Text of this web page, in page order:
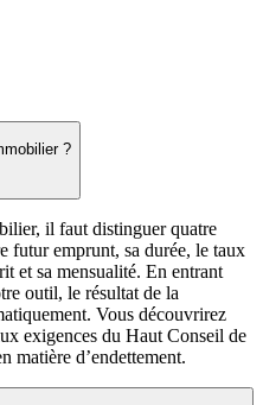
?
il faut distinguer quatre
futur emprunt, sa durée, le taux
et sa mensualité. En entrant
outil, le résultat de la
Vous découvrirez
exigences du Haut Conseil de
matière d’endettement.